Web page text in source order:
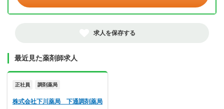
求人を保存する
最近見た薬剤師求人
正社員 調剤薬局
株式会社下川薬局 下通調剤薬局